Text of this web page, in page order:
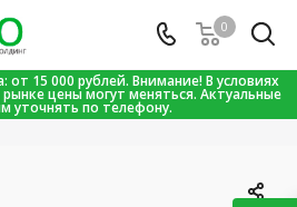
от 15 000 рублей. Внимание! В условиях
цены могут меняться. Актуальные
уточнять по телефону.
0